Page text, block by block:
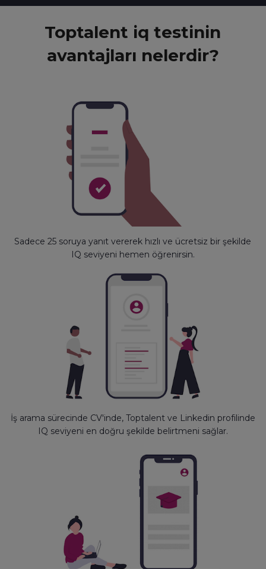
Toptalent iq testinin
avantajları nelerdir?
Sadece 25 soruya yanıt vererek hızlı ve ücretsiz bir şekilde
IQ seviyeni hemen öğrenirsin.
İş arama sürecinde CV'inde, Toptalent ve Linkedin profilinde
IQ seviyeni en doğru şekilde belirtmeni sağlar.